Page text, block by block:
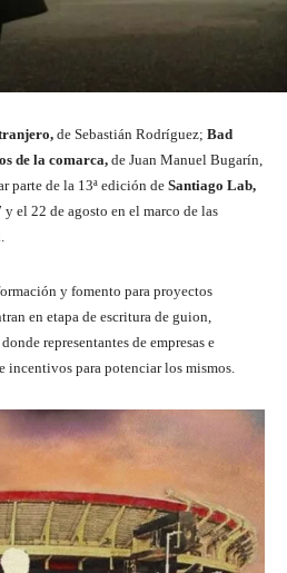
de Sebastián Rodríguez; Bad
de la comarca, de Juan Manuel Bugarín,
parte de la 13ª edición de Santiago Lab,
el 22 de agosto en el marco de las
y fomento para proyectos
en etapa de escritura de guion,
representantes de empresas e
incentivos para potenciar los mismos.